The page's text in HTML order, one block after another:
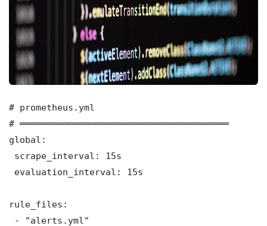
# prometheus.yml
# ═══════════════════════════════════════
global:
scrape_interval: 15s
evaluation_interval: 15s
rule_files:
- "alerts.yml"